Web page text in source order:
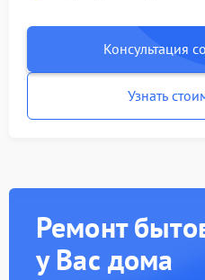
Консультация
Узнать
Ремонт
у Вас дома